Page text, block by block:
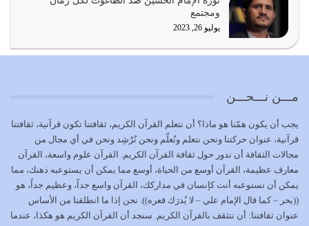
بحبل الله جميعاً وليس كل…
يوليو 22, 2026
المُلك كله لله تعالى يؤتيه من يشاء وينزعه ممن يشاء ويعز من
كل زمان…
يوليو 19, 2026
الوظيفة عبارة عن مسؤولية يجب النهوض بها كما ينبغي لكي
تتحقق الحقوق للجميع
يوليو 18, 2026
ومجتمع
يوليو 26, 2023
مـــن نـــحـــن
يجب أن يكون همّنا هو ماذا؟ أن نتعلم القرآن الكريم، ثقافتنا تكون قرآنية، ثقافتنا
قرآنية، عنوان حركتنا ونحن نتعلم ونُعلّم ونحن نُرْشِد ونحن في أي مجال من
مجالات الثقافة أن ندور حول ثقافة القرآن الكريم. القرآن علوم واسعة، القرآن
معارف عظيمة، القرآن أوسع من الحياة، أوسع مما يمكن أن يستوعبه ذهنك، مما
يمكن أن تستوعبه أنت كإنسان في مداركك، القرآن واسع جداً، وعظيم جداً، هو
((بحر – كما قال الإمام علي – لا يُدرَك قعره)). نحن إذا ما انطلقنا من الأساس
عنوان ثقافتنا: أن نتثقف بالقرآن الكريم. سنجد أن القرآن الكريم هو هكذا، عندما